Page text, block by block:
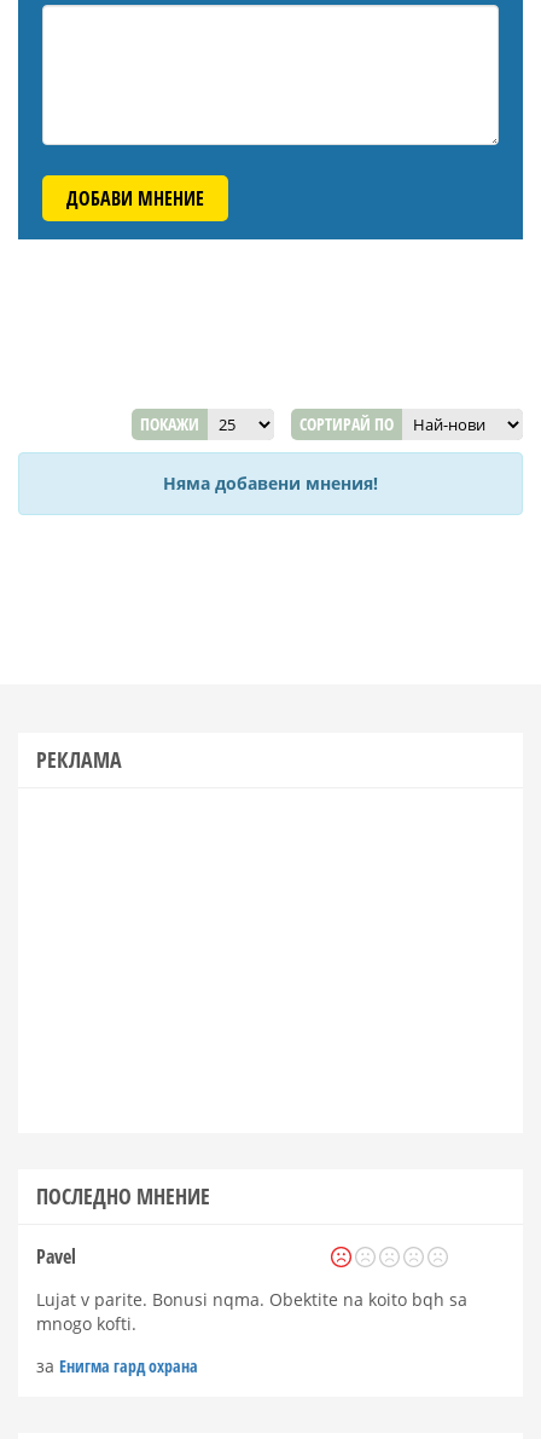
ДОБАВИ МНЕНИЕ
ПОКАЖИ СОРТИРАЙ ПО
Няма добавени мнения!
РЕКЛАМА
ПОСЛЕДНО МНЕНИЕ
Pavel
Lujat v parite. Bonusi nqma. Obektite na koito bqh sa
mnogo kofti.
за Енигма гард охрана